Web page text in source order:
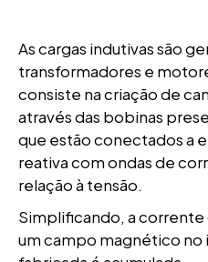
As cargas indutivas são
transformadores e
consiste na criação de
através das bobinas
que estão conectados a
reativa com ondas de
relação à tensão.
Simplificando, a corrente
um campo magnético no